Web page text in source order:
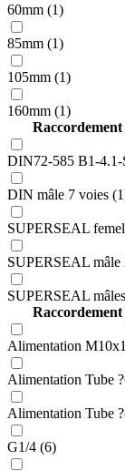
60mm (1)
85mm (1)
105mm (1)
160mm (1)
Raccordement
DIN72-585 B1-
DIN mâle 7 voies
SUPERSEAL
SUPERSEAL mâle
SUPERSEAL
Raccordement
Alimentation
Alimentation Tube
Alimentation Tube
G1/4 (6)